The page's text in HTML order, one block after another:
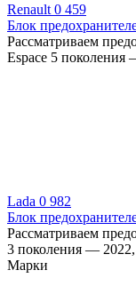
Renault 0 459
Блок
Рассматриваем
Espace 5 поколения
Lada 0 982
Блок
Рассматриваем
3 поколения —
Марки